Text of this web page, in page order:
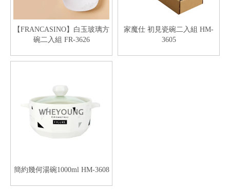
【FRANCASINO】白玉玻璃方
碗二入組 FR-3626
家魔仕 初見瓷碗二入組 HM-
3605
簡約幾何湯碗1000ml HM-3608